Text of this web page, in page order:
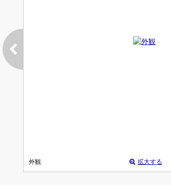
外観 拡大する